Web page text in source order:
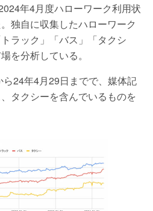
年4月度ハローワーク利用状
独自に収集したハローワーク
ラック」「バス」「タクシ
を分析している。
24年4月29日までで、媒体記
タクシーを含んでいるものを